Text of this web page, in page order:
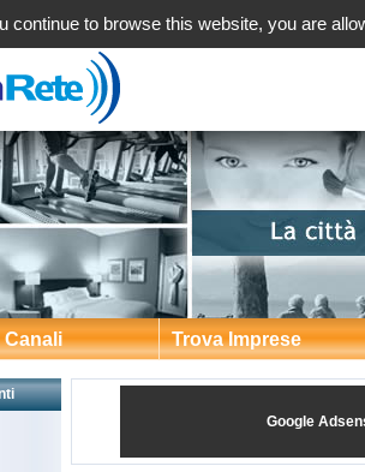
Canali Trova Imprese
Google
continue to browse this website, you are